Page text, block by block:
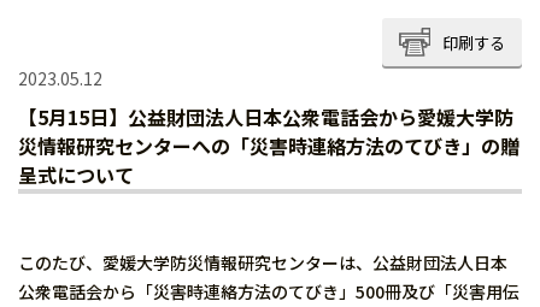
印刷する
2023.05.12
【5月15日】公益財団法人日本公衆電話会から愛媛大学防
災情報研究センターへの「災害時連絡方法のてびき」の贈
呈式について
このたび、愛媛大学防災情報研究センターは、公益財団法人日本
公衆電話会から「災害時連絡方法のてびき」500冊及び「災害用伝